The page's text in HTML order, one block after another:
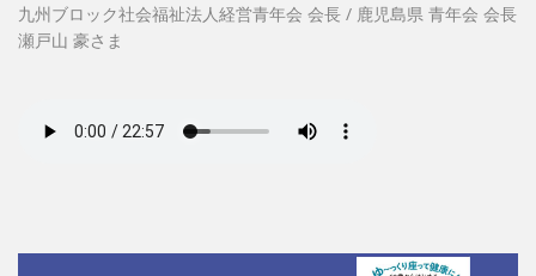
九州ブロック社会福祉法人経営青年会 会長 / 鹿児島県 青年会 会長
瀬戸山 豪さま